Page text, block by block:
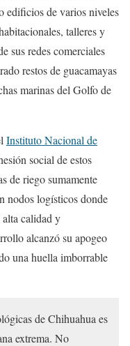
edificios de varios niveles
talleres y
sus redes comerciales
restos de guacamayas
marinas del Golfo de
Instituto Nacional de
social de estos
de riego sumamente
nodos logísticos donde
alta calidad y
alcanzó su apogeo
una huella imborrable
de Chihuahua es
extrema. No